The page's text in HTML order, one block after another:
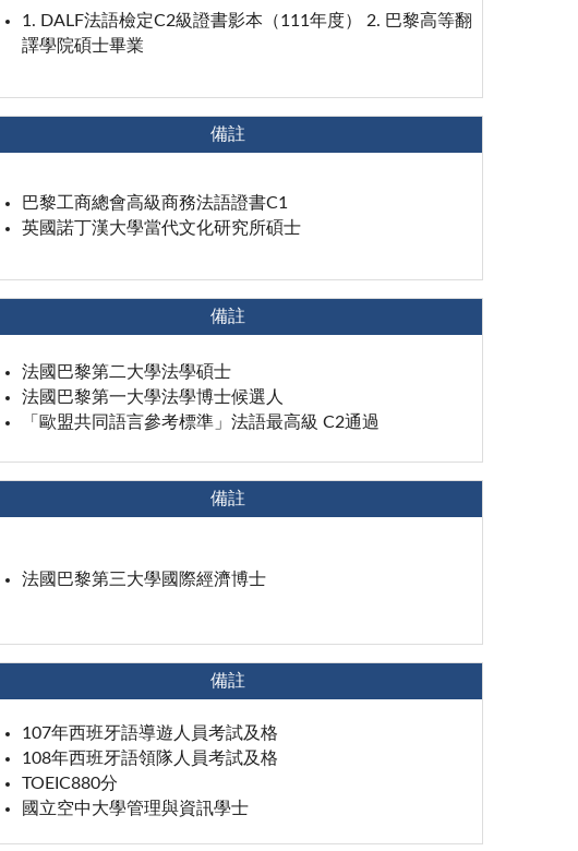
1. DALF法語檢定C2級證書影本（111年度） 2. 巴黎高等翻
譯學院碩士畢業
備註
巴黎工商總會高級商務法語證書C1
英國諾丁漢大學當代文化研究所碩士
備註
法國巴黎第二大學法學碩士
法國巴黎第一大學法學博士候選人
「歐盟共同語言參考標準」法語最高級 C2通過
備註
法國巴黎第三大學國際經濟博士
備註
107年西班牙語導遊人員考試及格
108年西班牙語領隊人員考試及格
TOEIC880分
國立空中大學管理與資訊學士